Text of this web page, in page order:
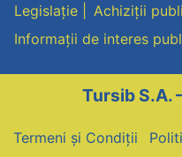
Legislație
Achiziții
Informații de interes
Tursib S.A.
Termeni și Condiții